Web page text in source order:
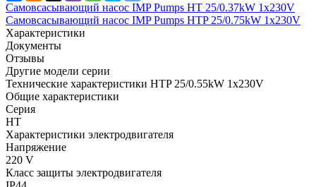
Самовсасывающий насос IMP Pumps HT 25/0.37kW 1x230V
Самовсасывающий насос IMP Pumps HTP 25/0.75kW 1x230V
Характеристики
Документы
Отзывы
Другие модели серии
Технические характеристики HTP 25/0.55kW 1x230V
Общие характеристики
Серия
HT
Характеристики электродвигателя
Напряжение
220 V
Класс защиты электродвигателя